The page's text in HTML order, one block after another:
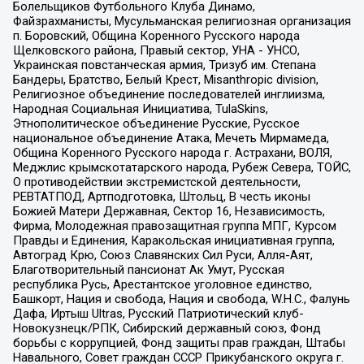
Болельщиков Футбольного Клуба Динамо,
Файзрахманисты, Мусульманская религиозная организация
п. Боровский, Община Коренного Русского народа
Щелковского района, Правый сектор, УНА - УНСО,
Украинская повстанческая армия, Тризуб им. Степана
Бандеры, Братство, Белый Крест, Misanthropic division,
Религиозное объединение последователей инглиизма,
Народная Социальная Инициатива, TulaSkins,
Этнополитическое объединение Русские, Русское
национальное объединение Атака, Мечеть Мирмамеда,
Община Коренного Русского народа г. Астрахани, ВОЛЯ,
Меджлис крымскотатарского народа, Рубеж Севера, ТОЙС,
О противодействии экстремистской деятельности,
РЕВТАТПОД, Артподготовка, Штольц, В честь иконы
Божией Матери Державная, Сектор 16, Независимость,
Фирма, Молодежная правозащитная группа МПГ, Курсом
Правды и Единения, Каракольская инициативная группа,
Автоград Крю, Союз Славянских Сил Руси, Алля-Аят,
Благотворительный пансионат Ак Умут, Русская
республика Русь, Арестантское уголовное единство,
Башкорт, Нация и свобода, Нация и свобода, W.H.С., Фалунь
Дафа, Иртыш Ultras, Русский Патриотический клуб-
Новокузнецк/РПК, Сибирский державный союз, Фонд
борьбы с коррупцией, Фонд защиты прав граждан, Штабы
Навального, Совет граждан СССР Прикубанского округа г.